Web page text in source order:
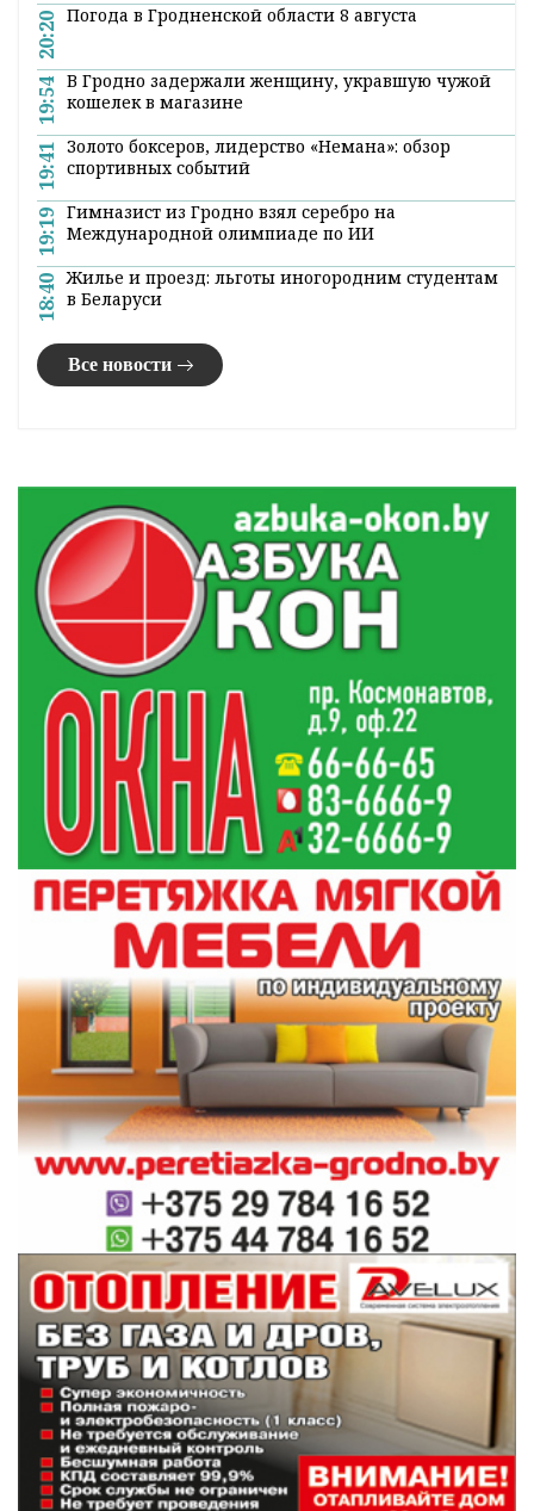
20:20 Погода в Гродненской области 8 августа
19:54 В Гродно задержали женщину, укравшую чужой
кошелек в магазине
19:41 Золото боксеров, лидерство «Немана»: обзор
спортивных событий
19:19 Гимназист из Гродно взял серебро на
Международной олимпиаде по ИИ
18:40 Жилье и проезд: льготы иногородним студентам
в Беларуси
Все новости